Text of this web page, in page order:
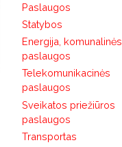
Paslaugos
Statybos
Energija, komunalinės
paslaugos
Telekomunikacinės
paslaugos
Sveikatos priežiūros
paslaugos
Transportas